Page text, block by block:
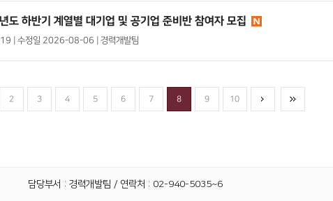
하반기 계열별 대기업 및 공기업 준비반 참여자 모집
| 수정일 2026-08-06 | 경력개발팀
2 3 4 5 6 7 8 9 10
담당부서 : 경력개발팀 / 연락처 : 02-940-5035~6